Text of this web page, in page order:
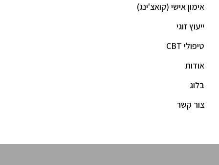
אימון אישי (קואצ'ינג)
ייעוץ זוגי
טיפולי CBT
אודות
בלוג
צור קשר